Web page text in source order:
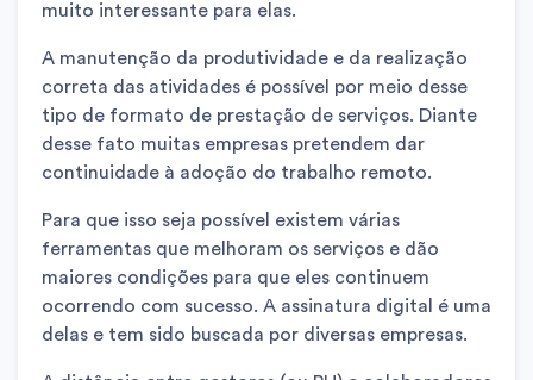
muito interessante para elas.
A manutenção da produtividade e da realização
correta das atividades é possível por meio desse
tipo de formato de prestação de serviços. Diante
desse fato muitas empresas pretendem dar
continuidade à adoção do trabalho remoto.
Para que isso seja possível existem várias
ferramentas que melhoram os serviços e dão
maiores condições para que eles continuem
ocorrendo com sucesso. A assinatura digital é uma
delas e tem sido buscada por diversas empresas.